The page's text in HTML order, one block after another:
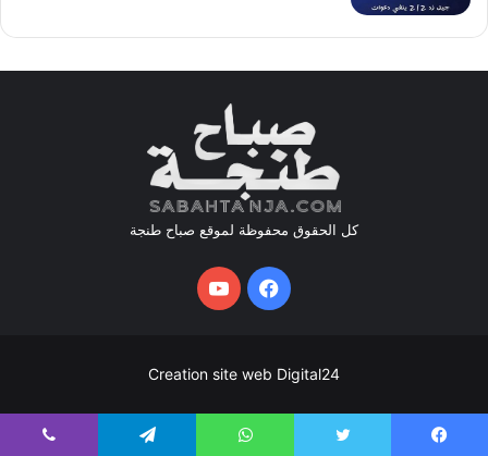
كل الحقوق محفوظة لموقع صباح طنجة
فيسبوكيوتيوب
Creation site web Digital24